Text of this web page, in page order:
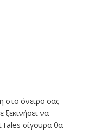
στο όνειρο σας
ξεκινήσει να
σίγουρα θα